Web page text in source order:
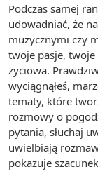
Podczas samej
udowadniać, że
muzycznymi czy
twoje pasje,
życiowa.
wyciągnąłeś,
tematy, które
rozmowy o
pytania, słuchaj
uwielbiają
pokazuje